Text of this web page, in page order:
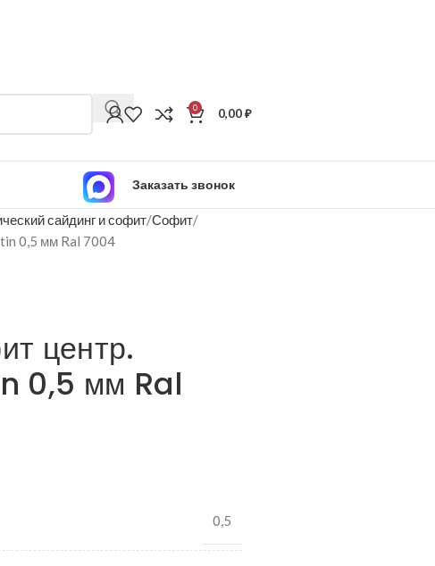
0 0,00₽
Заказать звонок
сайдинг и софит Софит
0,5 мм Ral 7004
центр.
0,5 мм Ral
0,5